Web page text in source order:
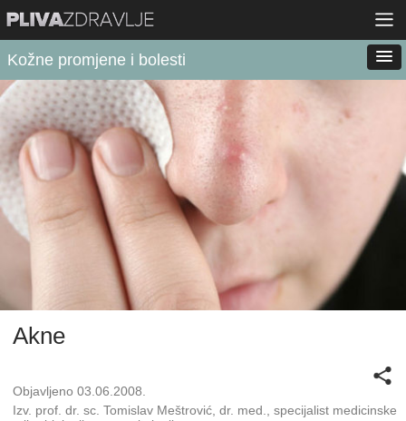
Kožne promjene i bolesti
Akne
Objavljeno 03.06.2008.
Izv. prof. dr. sc. Tomislav Meštrović, dr. med., specijalist medicinske